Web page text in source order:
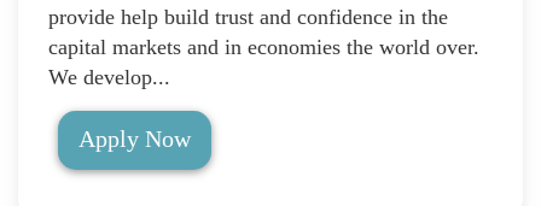
provide help build trust and confidence in the
capital markets and in economies the world over.
We develop...
Apply Now